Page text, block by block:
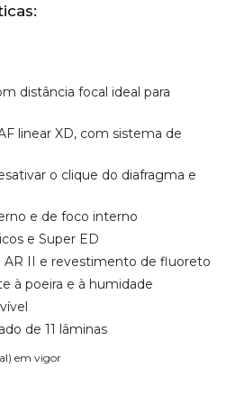
distância focal ideal para
linear XD, com sistema de
o clique do diafragma e
e de foco interno
e Super ED
II e revestimento de fluoreto
à poeira e à humidade
de 11 lâminas
em vigor